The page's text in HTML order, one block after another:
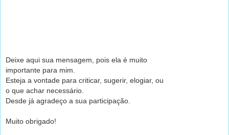
Deixe aqui sua mensagem, pois ela é muito
importante para mim.
Esteja a vontade para criticar, sugerir, elogiar, ou
o que achar necessário.
Desde já agradeço a sua participação.
Muito obrigado!